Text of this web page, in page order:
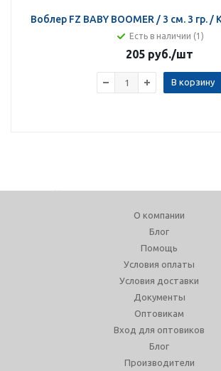
Воблер FZ BABY BOOMER / 3 см. 3 гр. /
Есть в наличии (1)
205 руб./шт
В корзину
О компании
Блог
Помощь
Условия оплаты
Условия доставки
Документы
Оптовикам
Вход для оптовиков
Блог
Производители